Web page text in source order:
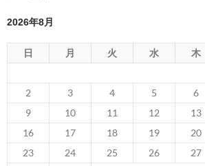
2026年8月
日 月 火 水 木
2
3 4 5 6
9
10 11 12 13
16
17 18 19 20
23
24 25 26 27